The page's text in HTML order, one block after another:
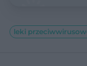
leki